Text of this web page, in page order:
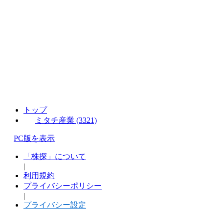
トップ
ミタチ産業 (3321)
PC版を表示
「株探」について
|
利用規約
プライバシーポリシー
|
プライバシー設定